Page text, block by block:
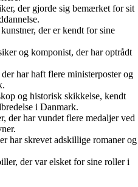
der gjorde sig bemærket for sit
der er kendt for sine
og komponist, der har optrådt
har haft flere ministerposter og
og historisk skikkelse, kendt
i Danmark.
der har vundet flere medaljer ved
har skrevet adskillige romaner og
der var elsket for sine roller i